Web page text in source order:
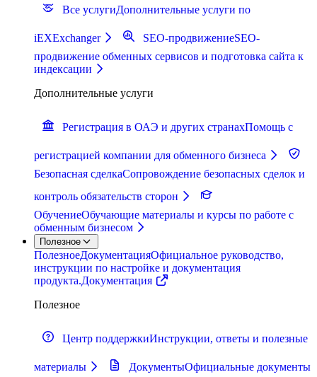
Все услугиДополнительные услуги по
iEXExchanger SEO-продвижениеSEO-
продвижение обменных сервисов и подготовка сайта к
индексации
Дополнительные услуги
Регистрация в ОАЭ и других странахПомощь с
регистрацией компании для обменного бизнеса
Безопасная сделкаСопровождение безопасных сделок и
контроль обязательств сторон
ОбучениеОбучающие материалы и курсы по работе с
обменным бизнесом
Полезное
ПолезноеДокументацияОфициальное руководство,
инструкции по настройке и документация
продукта.Документация
Полезное
Центр поддержкиИнструкции, ответы и полезные
материалы ДокументыОфициальные документы